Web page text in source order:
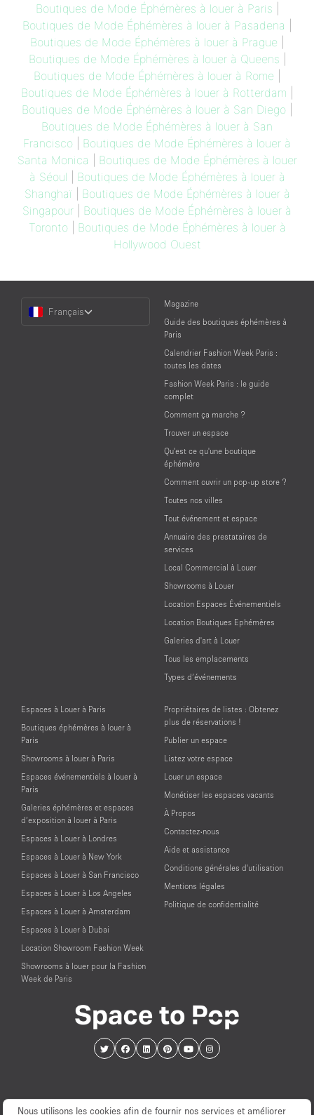
Nous utilisons les cookies afin de fournir nos services et améliorer
Boutiques de Mode Éphémères à louer à Paris
Boutiques de Mode Éphémères à louer à Pasadena
Boutiques de Mode Éphémères à louer à Prague
Boutiques de Mode Éphémères à louer à Queens
Boutiques de Mode Éphémères à louer à Rome
Boutiques de Mode Éphémères à louer à Rotterdam
Boutiques de Mode Éphémères à louer à San Diego
Boutiques de Mode Éphémères à louer à San
Francisco
Boutiques de Mode Éphémères à louer à
Santa Monica
Boutiques de Mode Éphémères à louer
à Séoul
Boutiques de Mode Éphémères à louer à
Shanghaï
Boutiques de Mode Éphémères à louer à
Singapour
Boutiques de Mode Éphémères à louer à
Toronto| Boutiques de Mode Éphémères à louer à
Hollywood Ouest
Language
Français
Magazine
Guide des boutiques éphémères à
Paris
Calendrier Fashion Week Paris :
toutes les dates
Fashion Week Paris : le guide
complet
Comment ça marche ?
Trouver un espace
Qu'est ce qu'une boutique
éphémère
Comment ouvrir un pop-up store ?
Toutes nos villes
Tout événement et espace
Annuaire des prestataires de
services
Local Commercial à Louer
Showrooms à Louer
Location Espaces Événementiels
Location Boutiques Ephémères
Galeries d'art à Louer
Tous les emplacements
Types d’événements
Espaces à Louer à Paris
Boutiques éphémères à louer à
Paris
Showrooms à louer à Paris
Espaces événementiels à louer à
Paris
Galeries éphémères et espaces
d’exposition à louer à Paris
Espaces à Louer à Londres
Espaces à Louer à New York
Espaces à Louer à San Francisco
Espaces à Louer à Los Angeles
Espaces à Louer à Amsterdam
Espaces à Louer à Dubai
Location Showroom Fashion Week
Showrooms à louer pour la Fashion
Week de Paris
Propriétaires de listes : Obtenez
plus de réservations !
Publier un espace
Listez votre espace
Louer un espace
Monétiser les espaces vacants
À Propos
Contactez-nous
Aide et assistance
Conditions générales d'utilisation
Mentions légales
Politique de confidentialité